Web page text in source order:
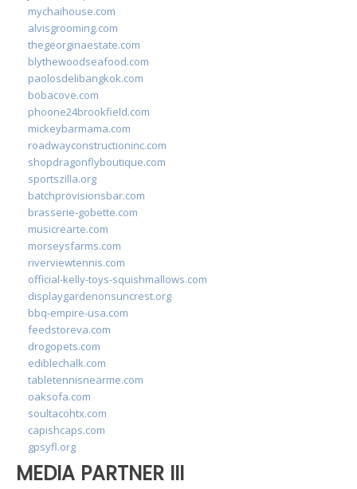
mychaihouse.com
alvisgrooming.com
thegeorginaestate.com
blythewoodseafood.com
paolosdelibangkok.com
bobacove.com
phoone24brookfield.com
mickeybarmama.com
roadwayconstructioninc.com
shopdragonflyboutique.com
sportszilla.org
batchprovisionsbar.com
brasserie-gobette.com
musicrearte.com
morseysfarms.com
riverviewtennis.com
official-kelly-toys-squishmallows.com
displaygardenonsuncrest.org
bbq-empire-usa.com
feedstoreva.com
drogopets.com
ediblechalk.com
tabletennisnearme.com
oaksofa.com
soultacohtx.com
capishcaps.com
gpsyfl.org
MEDIA PARTNER III